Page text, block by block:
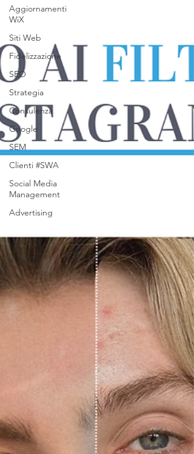
Aggiornamenti
WiX
Siti Web
Fidelizzazione
SEO
Strategia
Consulenza
Google
SEM
Clienti #SWA
Social Media
Management
Advertising